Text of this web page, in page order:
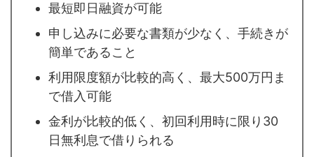
最短即日融資が可能
申し込みに必要な書類が少なく、手続きが
簡単であること
利用限度額が比較的高く、最大500万円ま
で借入可能
金利が比較的低く、初回利用時に限り30
日無利息で借りられる